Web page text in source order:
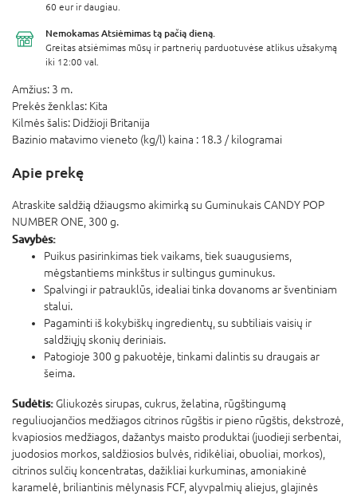
60 eur ir daugiau.
Nemokamas Atsiėmimas tą pačią dieną.
Greitas atsiėmimas mūsų ir partnerių parduotuvėse atlikus užsakymą
iki 12:00 val.
Amžius: 3 m.
Prekės ženklas: Kita
Kilmės šalis: Didžioji Britanija
Bazinio matavimo vieneto (kg/l) kaina : 18.3 / kilogramai
Apie prekę
Atraskite saldžią džiaugsmo akimirką su Guminukais CANDY POP
NUMBER ONE, 300 g.
Savybės:
Puikus pasirinkimas tiek vaikams, tiek suaugusiems,
mėgstantiems minkštus ir sultingus guminukus.
Spalvingi ir patrauklūs, idealiai tinka dovanoms ar šventiniam
stalui.
Pagaminti iš kokybiškų ingredientų, su subtiliais vaisių ir
saldžiųjų skonių deriniais.
Patogioje 300 g pakuotėje, tinkami dalintis su draugais ar
šeima.
Sudėtis: Gliukozės sirupas, cukrus, želatina, rūgštingumą
reguliuojančios medžiagos citrinos rūgštis ir pieno rūgštis, dekstrozė,
kvapiosios medžiagos, dažantys maisto produktai (juodieji serbentai,
juodosios morkos, saldžiosios bulvės, ridikėliai, obuoliai, morkos),
citrinos sulčių koncentratas, dažikliai kurkuminas, amoniakinė
karamelė, briliantinis mėlynasis FCF, alyvpalmių aliejus, glajinės